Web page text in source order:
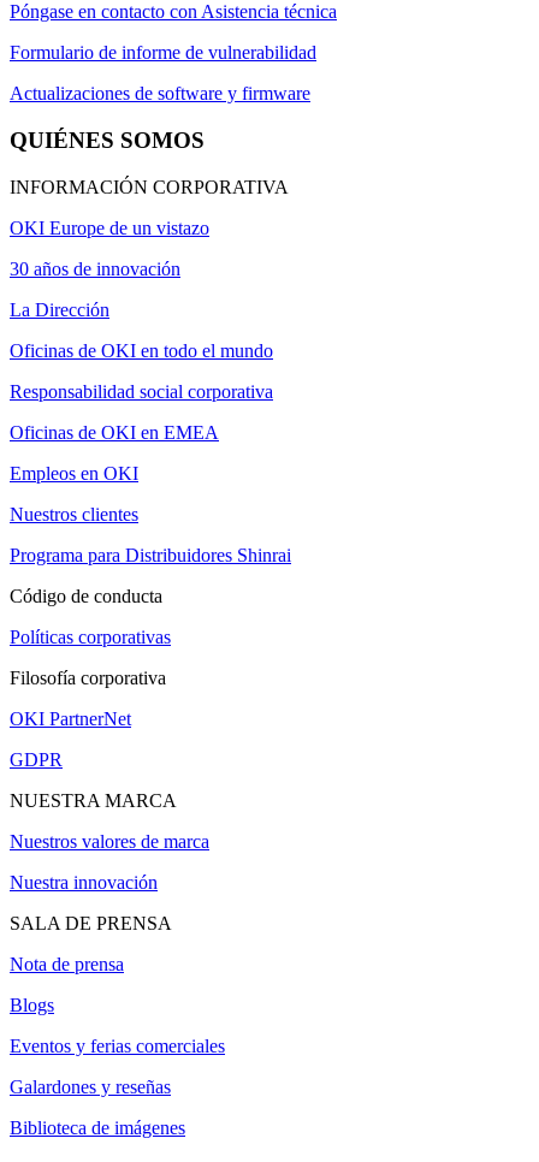
Póngase en contacto con Asistencia técnica
Formulario de informe de vulnerabilidad
Actualizaciones de software y firmware
QUIÉNES SOMOS
INFORMACIÓN CORPORATIVA
OKI Europe de un vistazo
30 años de innovación
La Dirección
Oficinas de OKI en todo el mundo
Responsabilidad social corporativa
Oficinas de OKI en EMEA
Empleos en OKI
Nuestros clientes
Programa para Distribuidores Shinrai
Código de conducta
Políticas corporativas
Filosofía corporativa
OKI PartnerNet
GDPR
NUESTRA MARCA
Nuestros valores de marca
Nuestra innovación
SALA DE PRENSA
Nota de prensa
Blogs
Eventos y ferias comerciales
Galardones y reseñas
Biblioteca de imágenes